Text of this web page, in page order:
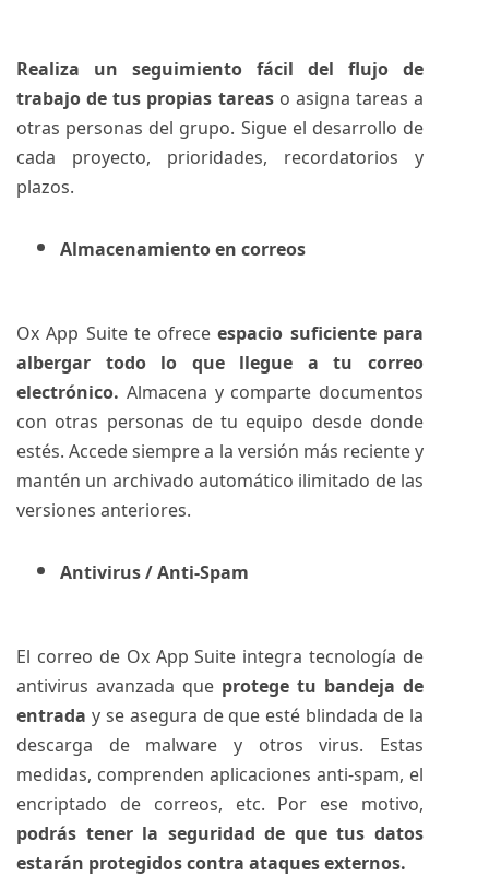
Realiza un seguimiento fácil del flujo de
trabajo de tus propias tareaso asigna tareas a
otras personas del grupo. Sigue el desarrollo de
cada proyecto, prioridades, recordatorios y
plazos.
Almacenamiento en correos
Ox App Suite te ofreceespacio suficiente para
albergar todo lo que llegue a tu correo
electrónico. Almacena y comparte documentos
con otras personas de tu equipo desde donde
estés. Accede siempre a la versión más reciente y
mantén un archivado automático ilimitado de las
versiones anteriores.
Antivirus / Anti-Spam
El correo de Ox App Suite integra tecnología de
antivirus avanzada que protege tu bandeja de
entrada y se asegura de que esté blindada de la
descarga de malware y otros virus. Estas
medidas, comprenden aplicaciones anti-spam, el
encriptado de correos, etc. Por ese motivo,
podrás tener la seguridad de que tus datos
estarán protegidos contra ataques externos.